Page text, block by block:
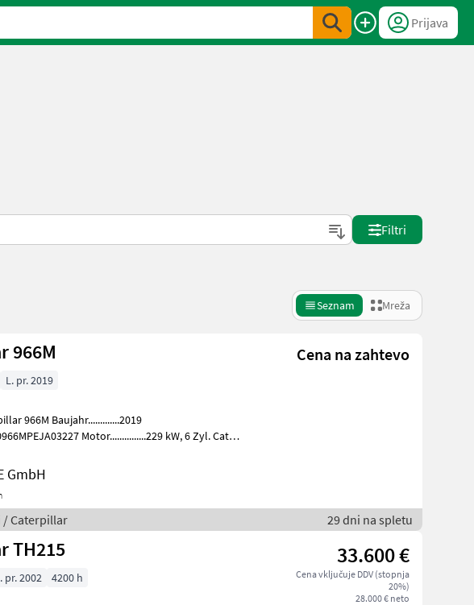
Prijava
Filtri
Seznam Mreža
966M Cena na zahtevo
L. pr. 2019
966M Baujahr.............2019
Motor...............229 kW, 6 Zyl. Cat
GmbH
/ Caterpillar 29 dni na spletu
TH215 33.600 €
Cena vključuje DDV (stopnja
20%)
28.000 € neto
pr. 2002 4200 h